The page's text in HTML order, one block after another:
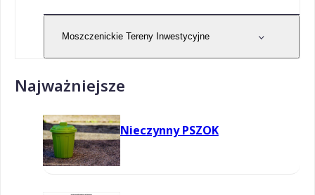
Moszczenickie Tereny Inwestycyjne
Najważniejsze
Nieczynny PSZOK